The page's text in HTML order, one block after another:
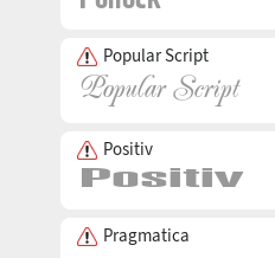
Popular Script
Positiv
Pragmatica